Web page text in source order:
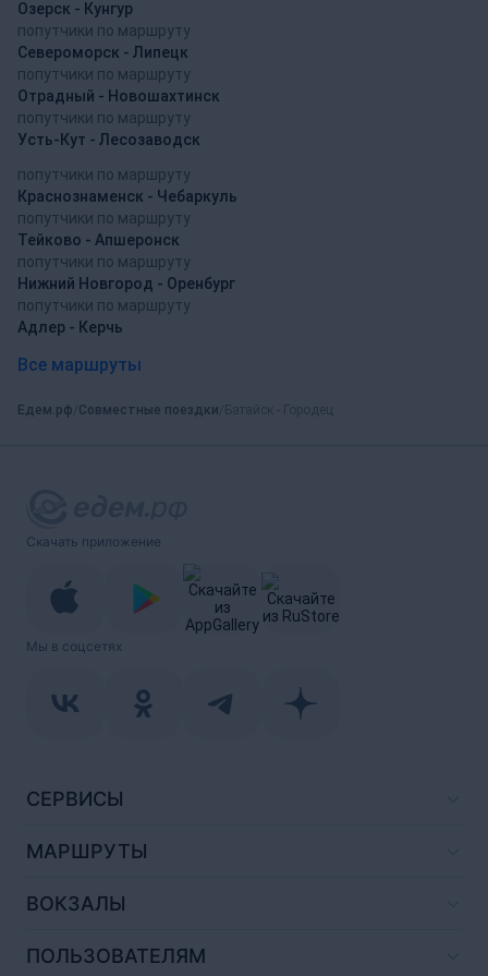
Озерск - Кунгур
попутчики по маршруту
Североморск - Липецк
попутчики по маршруту
Отрадный - Новошахтинск
попутчики по маршруту
Усть-Кут - Лесозаводск
попутчики по маршруту
Краснознаменск - Чебаркуль
попутчики по маршруту
Тейково - Апшеронск
попутчики по маршруту
Нижний Новгород - Оренбург
попутчики по маршруту
Адлер - Керчь
Все маршруты
Едем.рф Совместные поездки
Скачать приложение
Мы в соцсетях
СЕРВИСЫ
МАРШРУТЫ
ВОКЗАЛЫ
ПОЛЬЗОВАТЕЛЯМ